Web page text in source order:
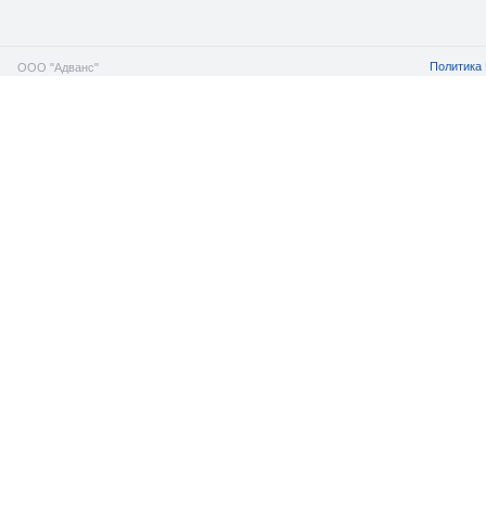
ООО "Адванс" Политика